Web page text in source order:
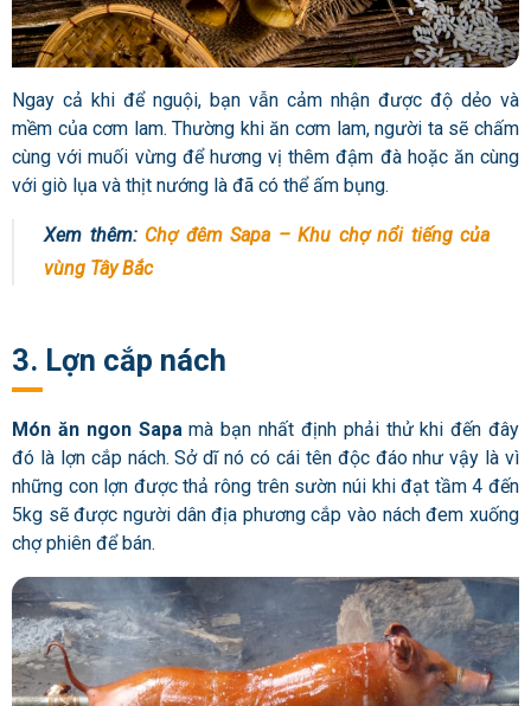
Ngay cả khi để nguội, bạn vẫn cảm nhận được độ dẻo và
mềm của cơm lam. Thường khi ăn cơm lam, người ta sẽ chấm
cùng với muối vừng để hương vị thêm đậm đà hoặc ăn cùng
với giò lụa và thịt nướng là đã có thể ấm bụng.
Xem thêm: Chợ đêm Sapa – Khu chợ nổi tiếng của
vùng Tây Bắc
3. Lợn cắp nách
Món ăn ngon Sapamà bạn nhất định phải thử khi đến đây
đó là lợn cắp nách. Sở dĩ nó có cái tên độc đáo như vậy là vì
những con lợn được thả rông trên sườn núi khi đạt tầm 4 đến
5kg sẽ được người dân địa phương cắp vào nách đem xuống
chợ phiên để bán.